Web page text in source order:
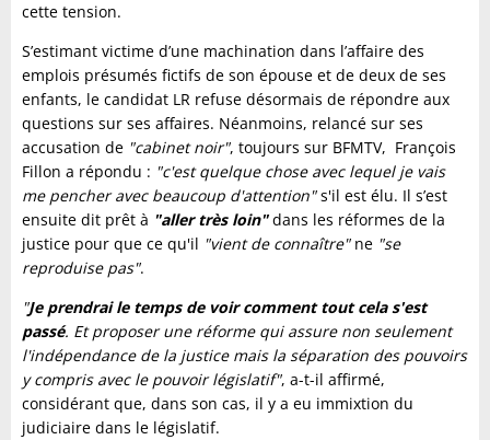
cette tension.
S’estimant victime d’une machination dans l’affaire des
emplois présumés fictifs de son épouse et de deux de ses
enfants, le candidat LR refuse désormais de répondre aux
questions sur ses affaires. Néanmoins, relancé sur ses
accusation de "cabinet noir", toujours sur BFMTV, François
Fillon a répondu : "c'est quelque chose avec lequel je vais
me pencher avec beaucoup d'attention"s'il est élu. Il s’est
ensuite dit prêt à "aller très loin"dans les réformes de la
justice pour que ce qu'il "vient de connaître"ne "se
reproduise pas".
"Je prendrai le temps de voir comment tout cela s'est
passé. Et proposer une réforme qui assure non seulement
l'indépendance de la justice mais la séparation des pouvoirs
y compris avec le pouvoir législatif", a-t-il affirmé,
considérant que, dans son cas, il y a eu immixtion du
judiciaire dans le législatif.